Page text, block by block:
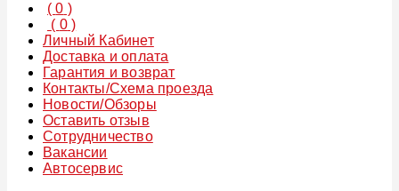
(0 )
( 0)
Личный Кабинет
Доставка и оплата
Гарантия и возврат
Контакты/Схема проезда
Новости/Обзоры
Оставить отзыв
Сотрудничество
Вакансии
Автосервис